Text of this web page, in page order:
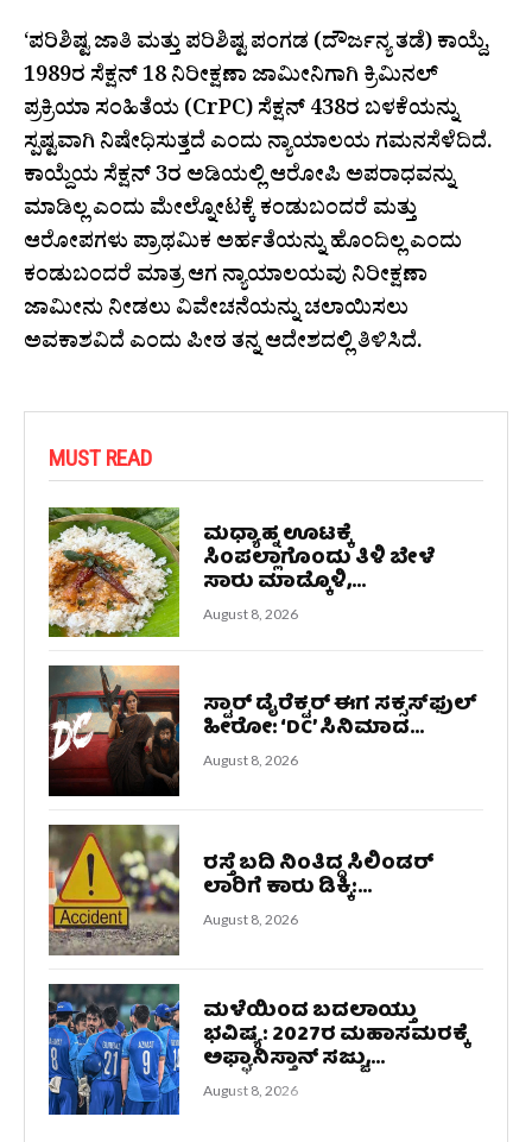
‘ಪರಿಶಿಷ್ಟ ಜಾತಿ ಮತ್ತು ಪರಿಶಿಷ್ಟ ಪಂಗಡ (ದೌರ್ಜನ್ಯ ತಡೆ) ಕಾಯ್ದೆ,
1989ರ ಸೆಕ್ಷನ್ 18 ನಿರೀಕ್ಷಣಾ ಜಾಮೀನಿಗಾಗಿ ಕ್ರಿಮಿನಲ್
ಪ್ರಕ್ರಿಯಾ ಸಂಹಿತೆಯ (CrPC) ಸೆಕ್ಷನ್ 438ರ ಬಳಕೆಯನ್ನು
ಸ್ಪಷ್ಟವಾಗಿ ನಿಷೇಧಿಸುತ್ತದೆ ಎಂದು ನ್ಯಾಯಾಲಯ ಗಮನಸೆಳೆದಿದೆ.
ಕಾಯ್ದೆಯ ಸೆಕ್ಷನ್ 3ರ ಅಡಿಯಲ್ಲಿ ಆರೋಪಿ ಅಪರಾಧವನ್ನು
ಮಾಡಿಲ್ಲ ಎಂದು ಮೇಲ್ನೋಟಕ್ಕೆ ಕಂಡುಬಂದರೆ ಮತ್ತು
ಆರೋಪಗಳು ಪ್ರಾಥಮಿಕ ಅರ್ಹತೆಯನ್ನು ಹೊಂದಿಲ್ಲ ಎಂದು
ಕಂಡುಬಂದರೆ ಮಾತ್ರ ಆಗ ನ್ಯಾಯಾಲಯವು ನಿರೀಕ್ಷಣಾ
ಜಾಮೀನು ನೀಡಲು ವಿವೇಚನೆಯನ್ನು ಚಲಾಯಿಸಲು
ಅವಕಾಶವಿದೆ ಎಂದು ಪೀಠ ತನ್ನ ಆದೇಶದಲ್ಲಿ ತಿಳಿಸಿದೆ.
MUST READ
ಮಧ್ಯಾಹ್ನ ಊಟಕ್ಕೆ
ಸಿಂಪಲ್ಲಾಗೊಂದು ತಿಳಿ ಬೇಳೆ
ಸಾರು ಮಾಡ್ಕೊಳಿ,...
August 8, 2026
ಸ್ಟಾರ್ ಡೈರೆಕ್ಟರ್‌ ಈಗ ಸಕ್ಸಸ್‌ಫುಲ್
ಹೀರೋ: ‘DC’ ಸಿನಿಮಾದ...
August 8, 2026
ರಸ್ತೆ ಬದಿ ನಿಂತಿದ್ದ ಸಿಲಿಂಡರ್
ಲಾರಿಗೆ ಕಾರು ಡಿಕ್ಕಿ:...
August 8, 2026
ಮಳೆಯಿಂದ ಬದಲಾಯ್ತು
ಭವಿಷ್ಯ: 2027ರ ಮಹಾಸಮರಕ್ಕೆ
ಅಫ್ಘಾನಿಸ್ತಾನ್ ಸಜ್ಜು,...
August 8, 2026